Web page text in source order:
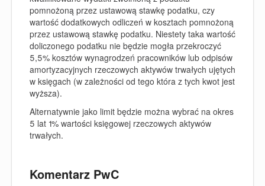
pomnożoną przez ustawową stawkę podatku, czy
wartość dodatkowych odliczeń w kosztach pomnożoną
przez ustawową stawkę podatku. Niestety taka wartość
doliczonego podatku nie będzie mogła przekroczyć
5,5% kosztów wynagrodzeń pracowników lub odpisów
amortyzacyjnych rzeczowych aktywów trwałych ujętych
w księgach (w zależności od tego która z tych kwot jest
wyższa).
Alternatywnie jako limit będzie można wybrać na okres
5 lat 1% wartości księgowej rzeczowych aktywów
trwałych.
Komentarz PwC